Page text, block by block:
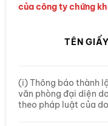
của công ty chứng
TÊN
(i) Thông báo thành
văn phòng đại diện
theo pháp luật của